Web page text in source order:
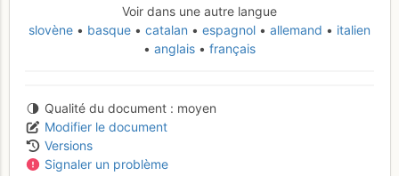
Voir dans une autre langue
slovène
basque catalan espagnol allemand
italien
anglais
français
Qualité du document
moyen
Modifier le document
Versions
Signaler un problème